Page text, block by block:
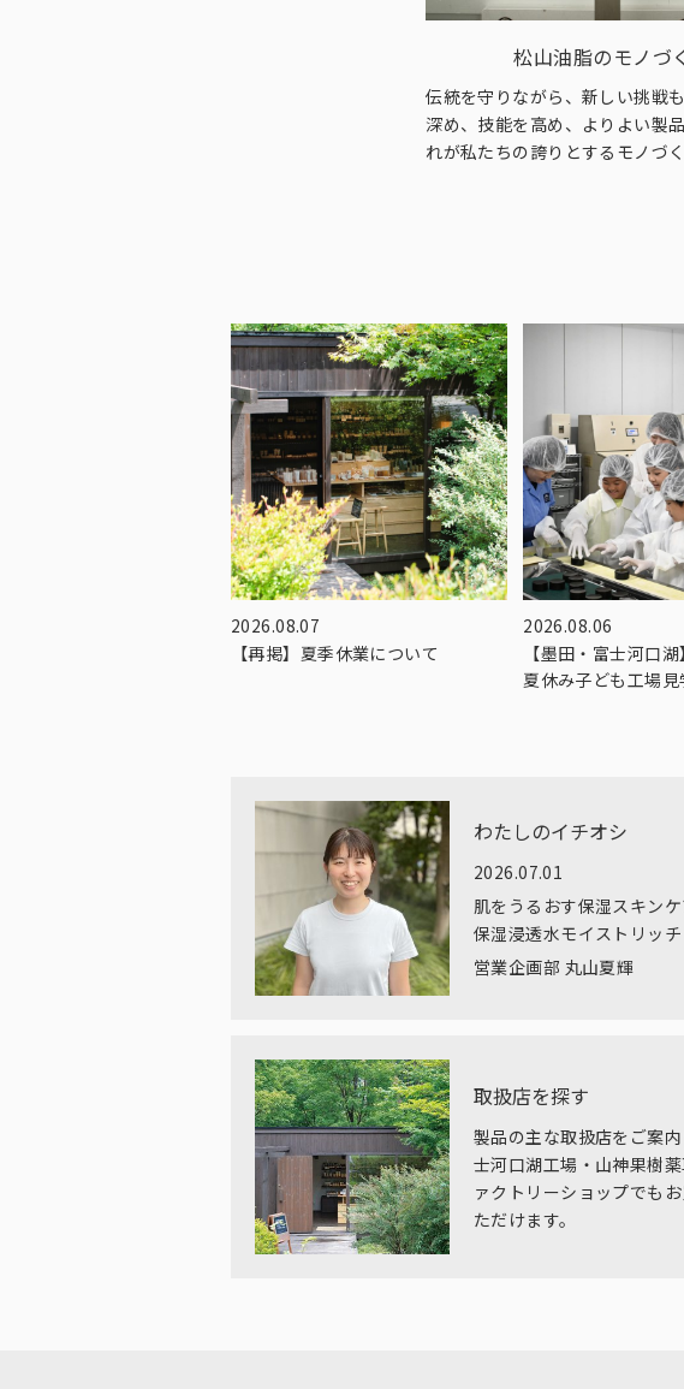
松山油脂のモノづ
伝統を守りながら、新しい挑戦
深め、技能を高め、よりよい製
れが私たちの誇りとするモノづく
2026.08.07
【再掲】夏季休業について
2026.08.06
【墨田・富士河口湖】
夏休み子ども工場見
わたしのイチオシ
2026.07.01
肌をうるおす保湿スキン
保湿浸透水モイストリッチ
営業企画部 丸山夏輝
取扱店を探す
製品の主な取扱店をご案
士河口湖工場・山神果樹
ァクトリーショップでも
ただけます。